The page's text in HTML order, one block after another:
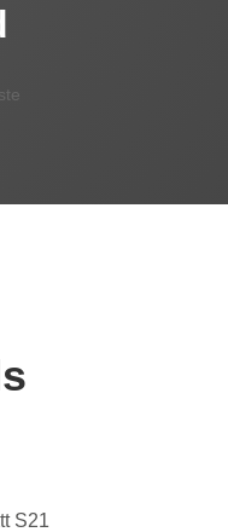
S21